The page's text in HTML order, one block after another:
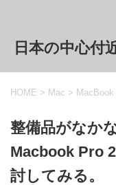
日本の中心付
HOME > Mac > MacBook
整備品がなか
Macbook Pro
討してみる。